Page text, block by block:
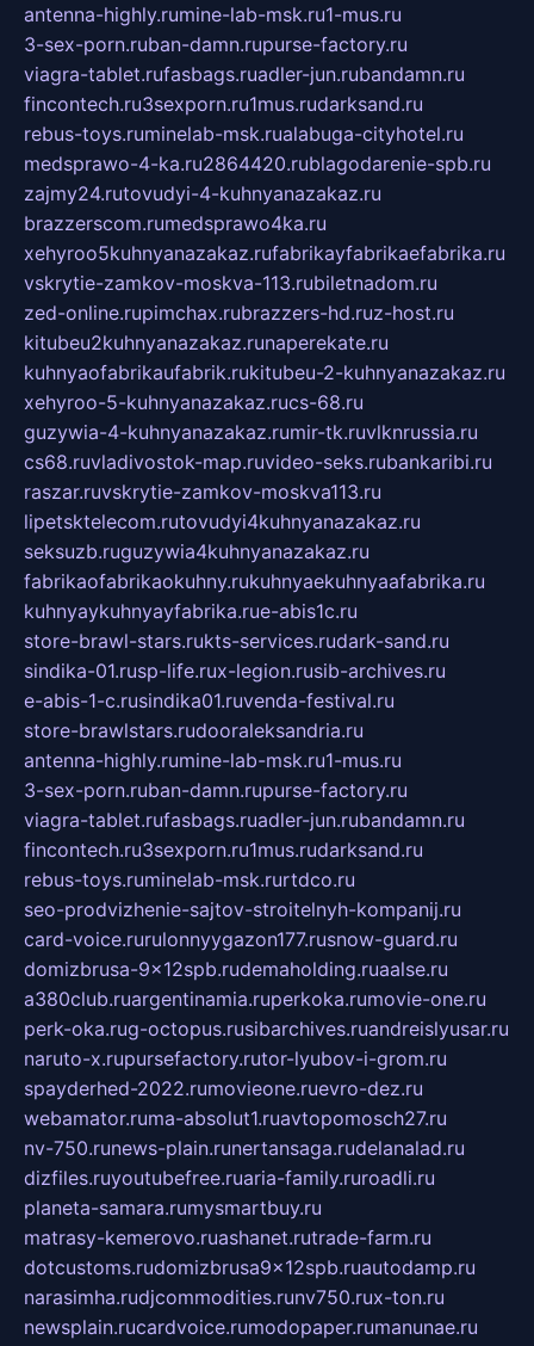
antenna-highly.rumine-lab-msk.ru1-mus.ru
3-sex-porn.ruban-damn.rupurse-factory.ru
viagra-tablet.rufasbags.ruadler-jun.rubandamn.ru
fincontech.ru3sexporn.ru1mus.rudarksand.ru
rebus-toys.ruminelab-msk.rualabuga-cityhotel.ru
medsprawo-4-ka.ru2864420.rublagodarenie-spb.ru
zajmy24.rutovudyi-4-kuhnyanazakaz.ru
brazzerscom.rumedsprawo4ka.ru
xehyroo5kuhnyanazakaz.rufabrikayfabrikaefabrika.ru
vskrytie-zamkov-moskva-113.rubiletnadom.ru
zed-online.rupimchax.rubrazzers-hd.ruz-host.ru
kitubeu2kuhnyanazakaz.runaperekate.ru
kuhnyaofabrikaufabrik.rukitubeu-2-kuhnyanazakaz.ru
xehyroo-5-kuhnyanazakaz.rucs-68.ru
guzywia-4-kuhnyanazakaz.rumir-tk.ruvlknrussia.ru
cs68.ruvladivostok-map.ruvideo-seks.rubankaribi.ru
raszar.ruvskrytie-zamkov-moskva113.ru
lipetsktelecom.rutovudyi4kuhnyanazakaz.ru
seksuzb.ruguzywia4kuhnyanazakaz.ru
fabrikaofabrikaokuhny.rukuhnyaekuhnyaafabrika.ru
kuhnyaykuhnyayfabrika.rue-abis1c.ru
store-brawl-stars.rukts-services.rudark-sand.ru
sindika-01.rusp-life.rux-legion.rusib-archives.ru
e-abis-1-c.rusindika01.ruvenda-festival.ru
store-brawlstars.rudooraleksandria.ru
antenna-highly.rumine-lab-msk.ru1-mus.ru
3-sex-porn.ruban-damn.rupurse-factory.ru
viagra-tablet.rufasbags.ruadler-jun.rubandamn.ru
fincontech.ru3sexporn.ru1mus.rudarksand.ru
rebus-toys.ruminelab-msk.rurtdco.ru
seo-prodvizhenie-sajtov-stroitelnyh-kompanij.ru
card-voice.rurulonnyygazon177.rusnow-guard.ru
domizbrusa-9x12spb.rudemaholding.ruaalse.ru
a380club.ruargentinamia.ruperkoka.rumovie-one.ru
perk-oka.rug-octopus.rusibarchives.ruandreislyusar.ru
naruto-x.rupursefactory.rutor-lyubov-i-grom.ru
spayderhed-2022.rumovieone.ruevro-dez.ru
webamator.ruma-absolut1.ruavtopomosch27.ru
nv-750.runews-plain.runertansaga.rudelanalad.ru
dizfiles.ruyoutubefree.ruaria-family.ruroadli.ru
planeta-samara.rumysmartbuy.ru
matrasy-kemerovo.ruashanet.rutrade-farm.ru
dotcustoms.rudomizbrusa9x12spb.ruautodamp.ru
narasimha.rudjcommodities.runv750.rux-ton.ru
newsplain.rucardvoice.rumodopaper.rumanunae.ru